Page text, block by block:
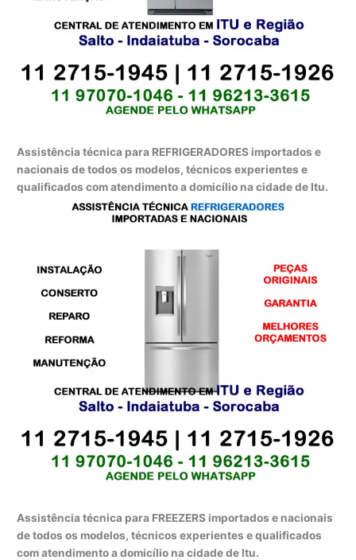
Assistência técnica para REFRIGERADORES importados e
nacionais de todos os modelos, técnicos experientes e
qualificados com atendimento a domicílio na cidade de Itu.
Assistência técnica para FREEZERS importados e nacionais
de todos os modelos, técnicos experientes e qualificados
com atendimento a domicílio na cidade de Itu.